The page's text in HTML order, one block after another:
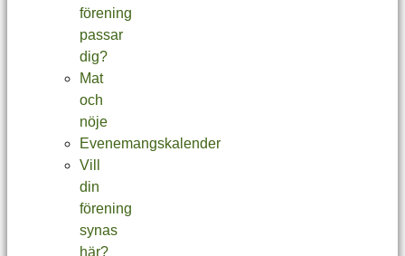
förening
passar
dig?
Mat
och
nöje
Evenemangskalender
Vill
din
förening
synas
här?